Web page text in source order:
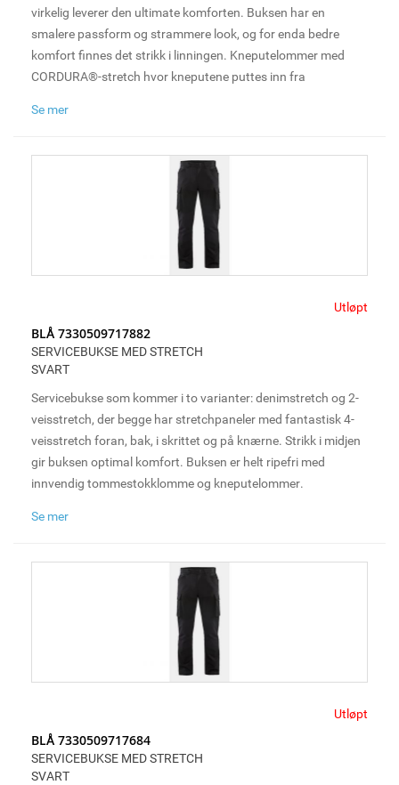
virkelig leverer den ultimate komforten. Buksen har en
smalere passform og strammere look, og for enda bedre
komfort finnes det strikk i linningen. Kneputelommer med
CORDURA®-stretch hvor kneputene puttes inn fra
venstre side. For økt ventilasjon har den mesh i kneet, noe
arbeidsdager.
Se mer
Utløpt
BLÅ 7330509717882
SERVICEBUKSE MED STRETCH
SVART
Servicebukse som kommer i to varianter: denimstretch og 2-
veisstretch, der begge har stretchpaneler med fantastisk 4-
veisstretch foran, bak, i skrittet og på knærne. Strikk i midjen
gir buksen optimal komfort. Buksen er helt ripefri med
innvendig tommestokklomme og kneputelommer.
Se mer
Utløpt
BLÅ 7330509717684
SERVICEBUKSE MED STRETCH
SVART